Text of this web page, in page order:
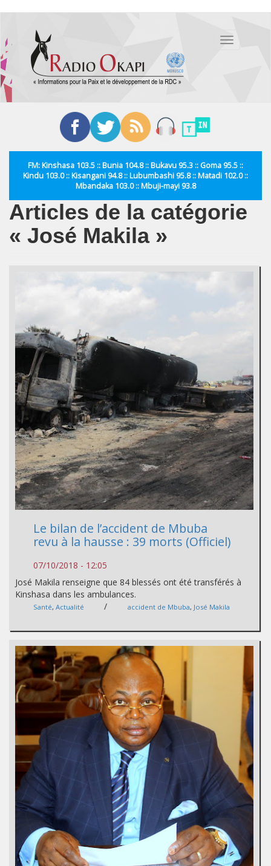
contenu
principal
Toggle
FM: Kinshasa 103.5 :: Bunia 104.8 :: Bukavu 95.3 :: Goma 95.5 ::
Kindu 103.0 :: Kisangani 94.8 :: Lubumbashi 95.8 :: Matadi 102.0 ::
Mbandaka 103.0 :: Mbuji-mayi 93.8
Articles de la catégorie
« José Makila »
Le bilan de l’accident de Mbuba
revu à la hausse : 39 morts (Officiel)
07/10/2018 - 12:05
José Makila renseigne que 84 blessés ont été transférés à
Kinshasa dans les ambulances.
Santé, Actualité / accident de Mbuba, José Makila